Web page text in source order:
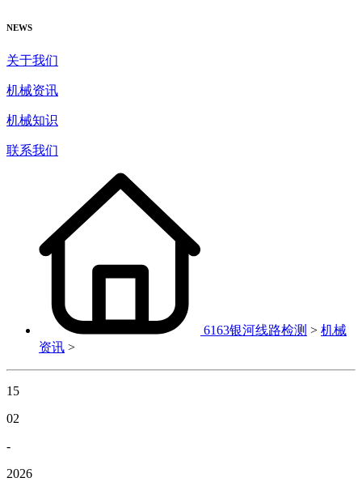
NEWS
关于我们
机械资讯
机械知识
联系我们
6163银河线路检测 > 机械
资讯 >
15
02
-
2026